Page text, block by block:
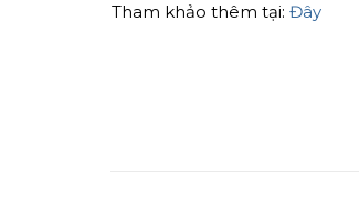
Tham khảo thêm tại: Đây